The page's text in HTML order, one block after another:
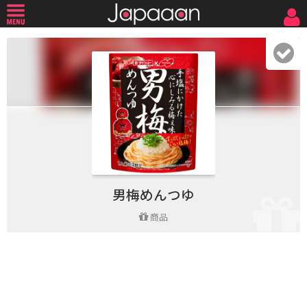
男梅めんつゆ
商品